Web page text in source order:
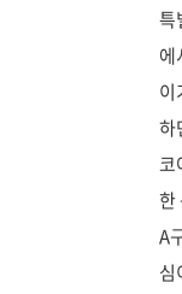
특
에
이
하
코
한
A
심